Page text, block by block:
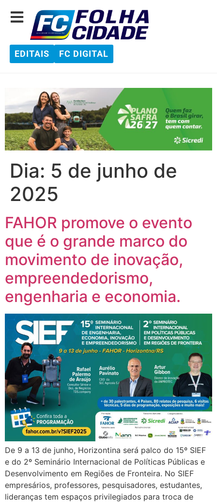
EDITAIS FC DIGITAL
Dia: 5 de junho de
2025
FAHOR promove o evento
que é o grande marco do
movimento de inovação,
empreendedorismo,
engenharia e economia.
De 9 a 13 de junho, Horizontina será palco do 15º SIEF
e do 2º Seminário Internacional de Políticas Públicas e
Desenvolvimento em Regiões de Fronteira. No SIEF
empresários, professores, pesquisadores, estudantes,
lideranças tem espaços privilegiados para troca de